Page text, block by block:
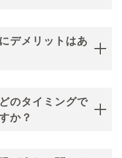
デメリットはあ
のタイミングで
か？